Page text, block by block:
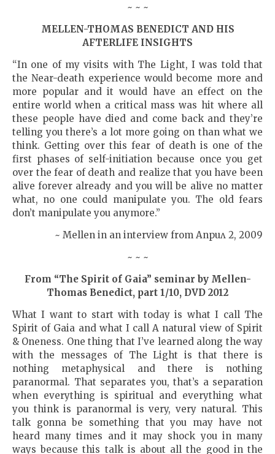
~ ~ ~
MELLEN-THOMAS BENEDICT AND HIS
AFTERLIFE INSIGHTS
“In one of my visits with The Light, I was told that
the Near-death experience would become more and
more popular and it would have an effect on the
entire world when a critical mass was hit where all
these people have died and come back and they’re
telling you there’s a lot more going on than what we
think. Getting over this fear of death is one of the
first phases of self-initiation because once you get
over the fear of death and realize that you have been
alive forever already and you will be alive no matter
what, no one could manipulate you. The old fears
don’t manipulate you anymore.”
~ Mellen in an interview from Април 2, 2009
~ ~ ~
From “The Spirit of Gaia” seminar by Mellen-
Thomas Benedict, part 1/10, DVD 2012
What I want to start with today is what I call The
Spirit of Gaia and what I call A natural view of Spirit
& Oneness. One thing that I’ve learned along the way
with the messages of The Light is that there is
nothing metaphysical and there is nothing
paranormal. That separates you, that’s a separation
when everything is spiritual and everything what
you think is paranormal is very, very natural. This
talk gonna be something that you may have not
heard many times and it may shock you in many
ways because this talk is about all the good in the